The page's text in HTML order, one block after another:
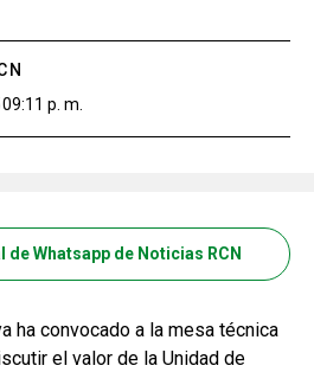
09:11 p. m.
de Whatsapp de Noticias RCN
ha convocado a la mesa técnica
el valor de la Unidad de